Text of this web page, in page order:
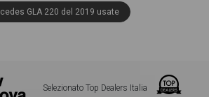
GLA 220 del 2019 usate
Selezionato Top Dealers Italia